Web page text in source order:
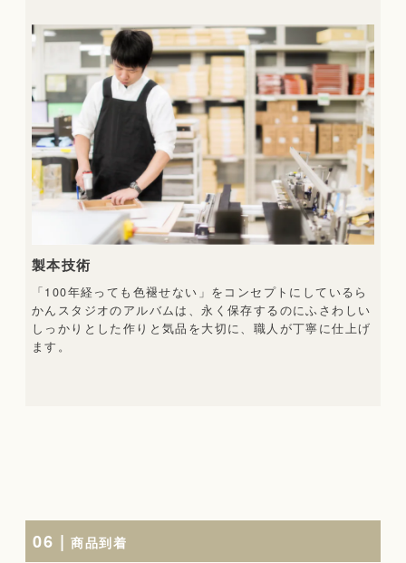
製本技術
「100年経っても色褪せない」をコンセプトにしているら
かんスタジオのアルバムは、永く保存するのにふさわしい
しっかりとした作りと気品を大切に、職人が丁寧に仕上げ
ます。
06 |商品到着